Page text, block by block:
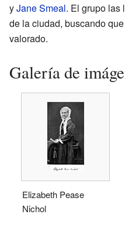
yJane Smeal. El grupo las
de la ciudad, buscando
valorado.
Galería de
Elizabeth Pease
Nichol